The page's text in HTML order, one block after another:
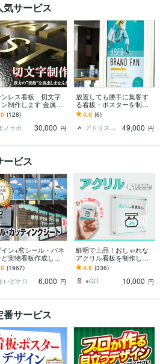
サービス
ンレス看板 切文字
制作します 金属の
を生かしたサイン
り付けませんか★
(128)
ノラボ
30,000 円
放置しても勝手に集客す
る看板・ポスターを制作
します 集客するだけでな
く見た人の行動を変える
デザインを行います
5.0 (6)
アドリス｜総合WEBコンサルティング会社
49,000 円
ービス
ン+窓シール・パネ
実物看板作成しま
件実績｜窓シール
板制作｜持込デー
(1967)
いどケロ
6,000 円
鮮明で上品！おしゃれな
アクリル看板を制作しま
す フルカラーで美しい看
板＆ミニ看板のセット！
送料無料！
4.9 (336)
●GO
10,000 円
サービス